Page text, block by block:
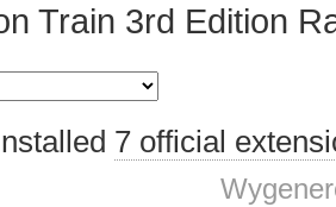
Train 3rd Edition
7 official